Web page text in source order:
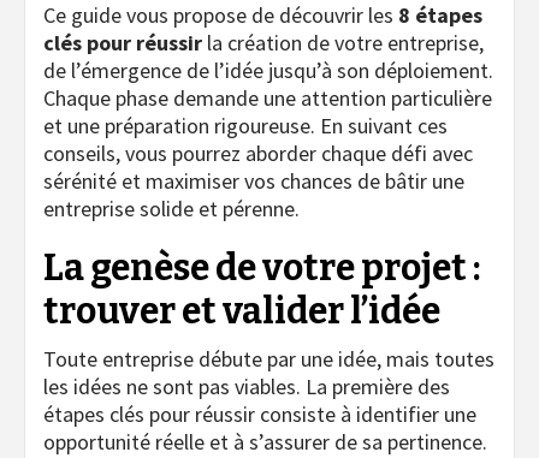
Ce guide vous propose de découvrir les 8 étapes
clés pour réussir la création de votre entreprise,
de l’émergence de l’idée jusqu’à son déploiement.
Chaque phase demande une attention particulière
et une préparation rigoureuse. En suivant ces
conseils, vous pourrez aborder chaque défi avec
sérénité et maximiser vos chances de bâtir une
entreprise solide et pérenne.
La genèse de votre projet :
trouver et valider l’idée
Toute entreprise débute par une idée, mais toutes
les idées ne sont pas viables. La première des
étapes clés pour réussir consiste à identifier une
opportunité réelle et à s’assurer de sa pertinence.